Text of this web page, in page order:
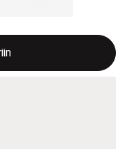
uuden tuotteen